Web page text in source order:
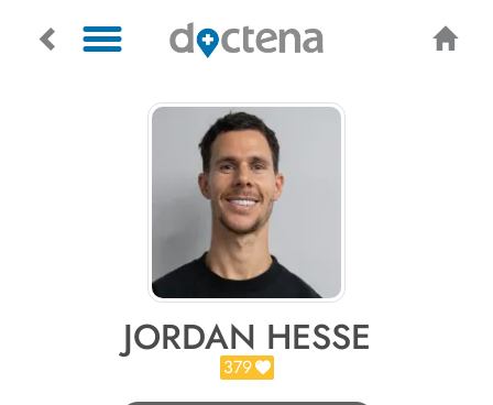
JORDAN HESSE
379